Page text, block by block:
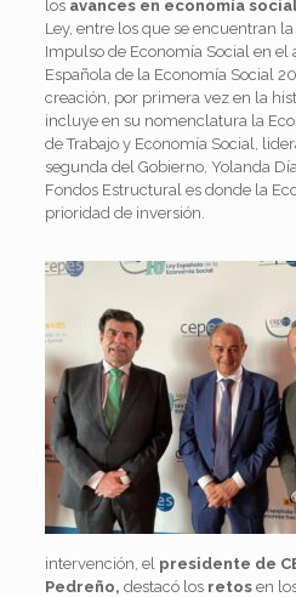
los avances en economía social
Ley, entre los que se encuentran
Impulso de Economía Social en el
Española de la Economía Social
creación, por primera vez en la
incluye en su nomenclatura la
de Trabajo y Economía Social,
segunda del Gobierno, Yolanda
Fondos Estructural es donde la
prioridad de inversión.
intervención, el presidente de
Pedreño, destacó los retosen